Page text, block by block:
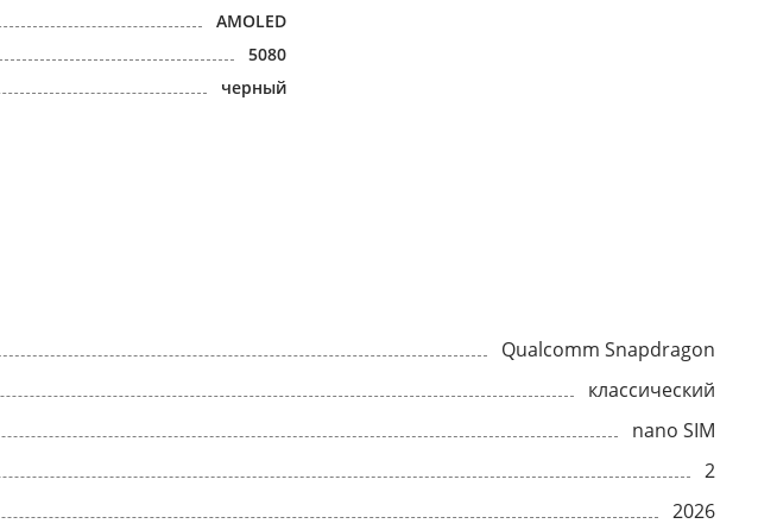
AMOLED
5080
черный
Qualcomm Snapdragon
классический
nano SIM
2
2026